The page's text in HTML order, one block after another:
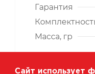
Гарантия
Масса, гр
Сайт использует